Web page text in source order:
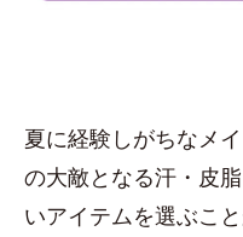
夏に経験しがちなメ
の大敵となる汗・皮
いアイテムを選ぶこ